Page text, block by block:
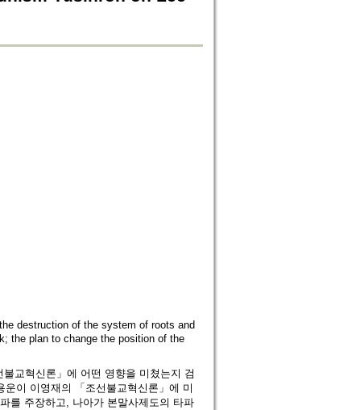
destruction of the system of roots and
the plan to change the position of the
교혁신론」에 어떤 영향을 미쳤는지 검
이 이영재의 「조선불교혁신론」에 미
를 주장하고, 나아가 본말사제도의 타파